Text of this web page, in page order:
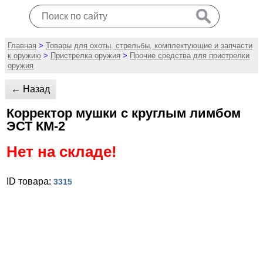
Главная > Товары для охоты, стрельбы, комплектующие и запчасти
к оружию > Пристрелка оружия > Прочие средства для пристрелки
оружия
← Назад
Корректор мушки с круглым лимбом
ЭСТ КМ-2
Нет на складе!
ID товара: 3315